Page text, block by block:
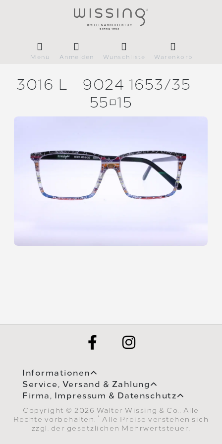
Menü Anmelden Wunschliste Warenkorb
3016 L 9024 1653/35
5515
Informationen
Service, Versand & Zahlung
Firma, Impressum & Datenschutz
Copyright © 2026 Walter Wissing & Co.. Alle
Rechte vorbehalten.
* Alle Preise verstehen sich
zzgl. der gesetzlichen Mehrwertsteuer.